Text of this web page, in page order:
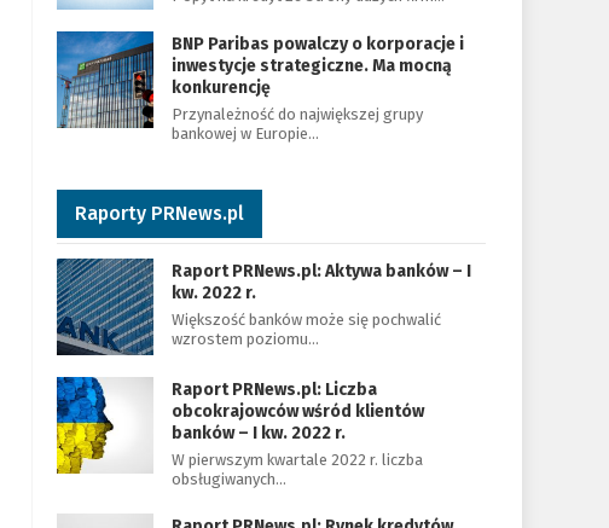
BNP Paribas powalczy o korporacje i
inwestycje strategiczne. Ma mocną
konkurencję
Przynależność do największej grupy
bankowej w Europie…
Raporty PRNews.pl
Raport PRNews.pl: Aktywa banków – I
kw. 2022 r.
Większość banków może się pochwalić
wzrostem poziomu…
Raport PRNews.pl: Liczba
obcokrajowców wśród klientów
banków – I kw. 2022 r.
W pierwszym kwartale 2022 r. liczba
obsługiwanych…